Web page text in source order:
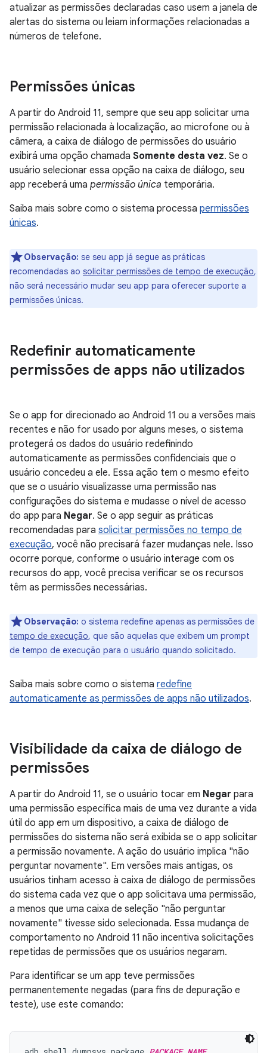
atualizar as permissões declaradas caso usem a janela de
alertas do sistema ou leiam informações relacionadas a
números de telefone.
Permissões únicas
A partir do Android 11, sempre que seu app solicitar uma
permissão relacionada à localização, ao microfone ou à
câmera, a caixa de diálogo de permissões do usuário
exibirá uma opção chamada Somente desta vez. Se o
usuário selecionar essa opção na caixa de diálogo, seu
app receberá uma permissão única temporária.
Saiba mais sobre como o sistema processa permissões
únicas.
Observação: se seu app já segue as práticas
recomendadas ao solicitar permissões de tempo de execução,
não será necessário mudar seu app para oferecer suporte a
permissões únicas.
Redefinir automaticamente
permissões de apps não utilizados
Se o app for direcionado ao Android 11 ou a versões mais
recentes e não for usado por alguns meses, o sistema
protegerá os dados do usuário redefinindo
automaticamente as permissões confidenciais que o
usuário concedeu a ele. Essa ação tem o mesmo efeito
que se o usuário visualizasse uma permissão nas
configurações do sistema e mudasse o nível de acesso
do app para Negar. Se o app seguir as práticas
recomendadas para solicitar permissões no tempo de
execução, você não precisará fazer mudanças nele. Isso
ocorre porque, conforme o usuário interage com os
recursos do app, você precisa verificar se os recursos
têm as permissões necessárias.
Observação: o sistema redefine apenas as permissões de
tempo de execução, que são aquelas que exibem um prompt
de tempo de execução para o usuário quando solicitado.
Saiba mais sobre como o sistema redefine
automaticamente as permissões de apps não utilizados.
Visibilidade da caixa de diálogo de
permissões
A partir do Android 11, se o usuário tocar em Negar para
uma permissão específica mais de uma vez durante a vida
útil do app em um dispositivo, a caixa de diálogo de
permissões do sistema não será exibida se o app solicitar
a permissão novamente. A ação do usuário implica "não
perguntar novamente". Em versões mais antigas, os
usuários tinham acesso à caixa de diálogo de permissões
do sistema cada vez que o app solicitava uma permissão,
a menos que uma caixa de seleção "não perguntar
novamente" tivesse sido selecionada. Essa mudança de
comportamento no Android 11 não incentiva solicitações
repetidas de permissões que os usuários negaram.
Para identificar se um app teve permissões
permanentemente negadas (para fins de depuração e
teste), use este comando: